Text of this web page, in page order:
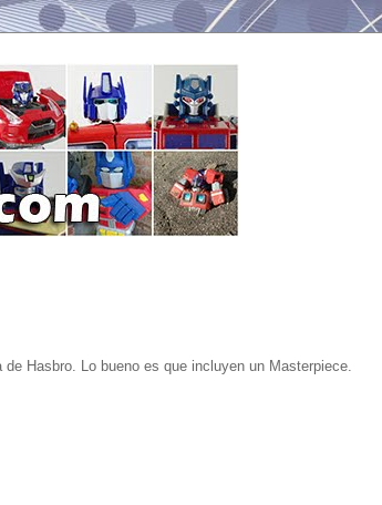
Hasbro. Lo bueno es que incluyen un Masterpiece.